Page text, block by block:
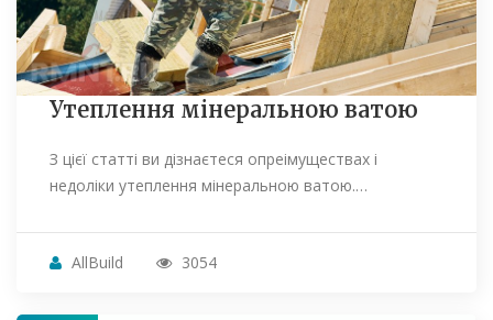
Утеплення мінеральною ватою
З цієї статті ви дізнаєтеся опреімуществах і
недоліки утеплення мінеральною ватою.…
AllBuild 3054